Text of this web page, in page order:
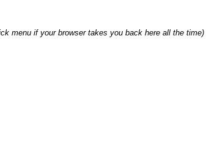
menu if your browser takes you back here all the time)